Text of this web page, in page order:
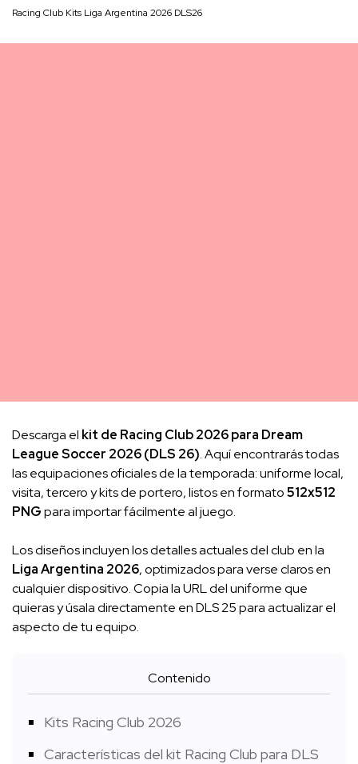
Racing Club Kits Liga Argentina 2026 DLS26
Descarga el kit de Racing Club 2026 para Dream
League Soccer 2026 (DLS 26). Aquí encontrarás todas
las equipaciones oficiales de la temporada: uniforme local,
visita, tercero y kits de portero, listos en formato512x512
PNGpara importar fácilmente al juego.
Los diseños incluyen los detalles actuales del club en la
Liga Argentina 2026, optimizados para verse claros en
cualquier dispositivo. Copia la URL del uniforme que
quieras y úsala directamente en DLS 25 para actualizar el
aspecto de tu equipo.
Contenido
Kits Racing Club 2026
Características del kit Racing Club para DLS